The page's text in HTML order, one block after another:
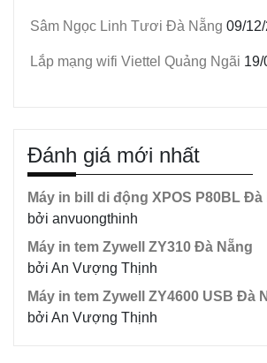
Sâm Ngọc Linh Tươi Đà Nẵng 09/
Lắp mạng wifi Viettel Quảng Ngãi 19/
Đánh giá mới nhất
Máy in bill di động XPOS P80BL Đà
bởi anvuongthinh
Máy in tem Zywell ZY310 Đà Nẵng
bởi An Vượng Thịnh
Máy in tem Zywell ZY4600 USB Đà
bởi An Vượng Thịnh